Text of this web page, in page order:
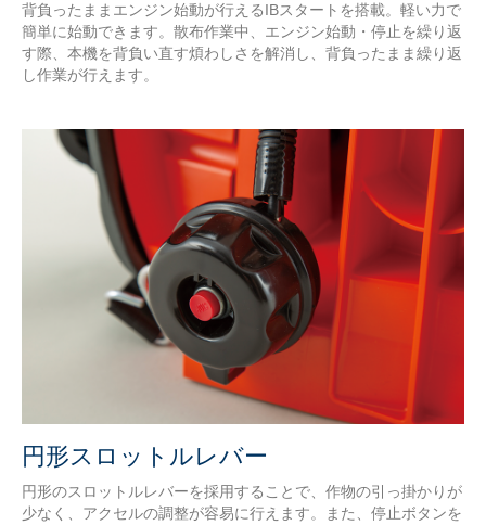
背負ったままエンジン始動が行えるIBスタートを搭載。軽い力で
簡単に始動できます。散布作業中、エンジン始動・停止を繰り返
す際、本機を背負い直す煩わしさを解消し、背負ったまま繰り返
し作業が行えます。
円形スロットルレバー
円形のスロットルレバーを採用することで、作物の引っ掛かりが
少なく、アクセルの調整が容易に行えます。また、停止ボタンを